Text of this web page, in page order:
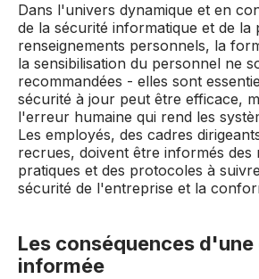
Dans l'univers dynamique et en
de la sécurité informatique et de la
renseignements personnels, la
la sensibilisation du personnel ne
recommandées - elles sont
sécurité à jour peut être efficace,
l'erreur humaine qui rend les
Les employés, des cadres
recrues, doivent être informés des
pratiques et des protocoles à
sécurité de l'entreprise et la
Les conséquences d'une
informée